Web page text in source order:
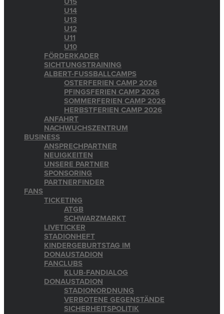
U14
U13
U12
U11
U10
FÖRDERKADER
SICHTUNGSTRAINING
ALBERT-FUSSBALLCAMPS
OSTERFERIEN CAMP 2026
PFINGSFERIEN CAMP 2026
SOMMERFERIEN CAMP 2026
HERBSTFERIEN CAMP 2026
ANFAHRT
NACHWUCHSZENTRUM
BUSINESS
ANSPRECHPARTNER
NEUIGKEITEN
UNSERE PARTNER
SPONSORING
PARTNERFINDER
FANS
TICKETING
ATGB
SCHWARZMARKT
LIVETICKER
STADIONHEFT
KINDERGEBURTSTAG IM
DONAUSTADION
FANCLUBS
KLUB-FANDIALOG
DONAUSTADION
STADIONORDNUNG
VERBOTENE GEGENSTÄNDE
SICHERHEITSPOLITIK